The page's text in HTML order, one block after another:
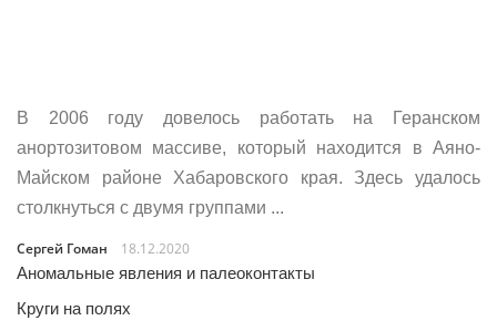
В 2006 году довелось работать на Геранском
анортозитовом массиве, который находится в Аяно-
Майском районе Хабаровского края. Здесь удалось
столкнуться с двумя группами ...
Сергей Гоман
18.12.2020
Аномальные явления и палеоконтакты
Круги на полях